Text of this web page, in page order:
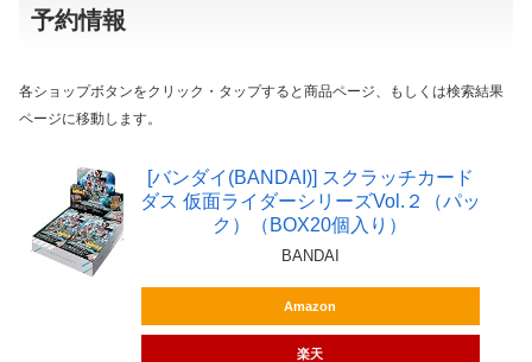
予約情報
各ショップボタンをクリック・タップすると商品ページ、もしくは検索結果
ページに移動します。
[バンダイ(BANDAI)] スクラッチカード
ダス 仮面ライダーシリーズVol.２（パッ
ク）（BOX20個入り）
BANDAI
Amazon
楽天